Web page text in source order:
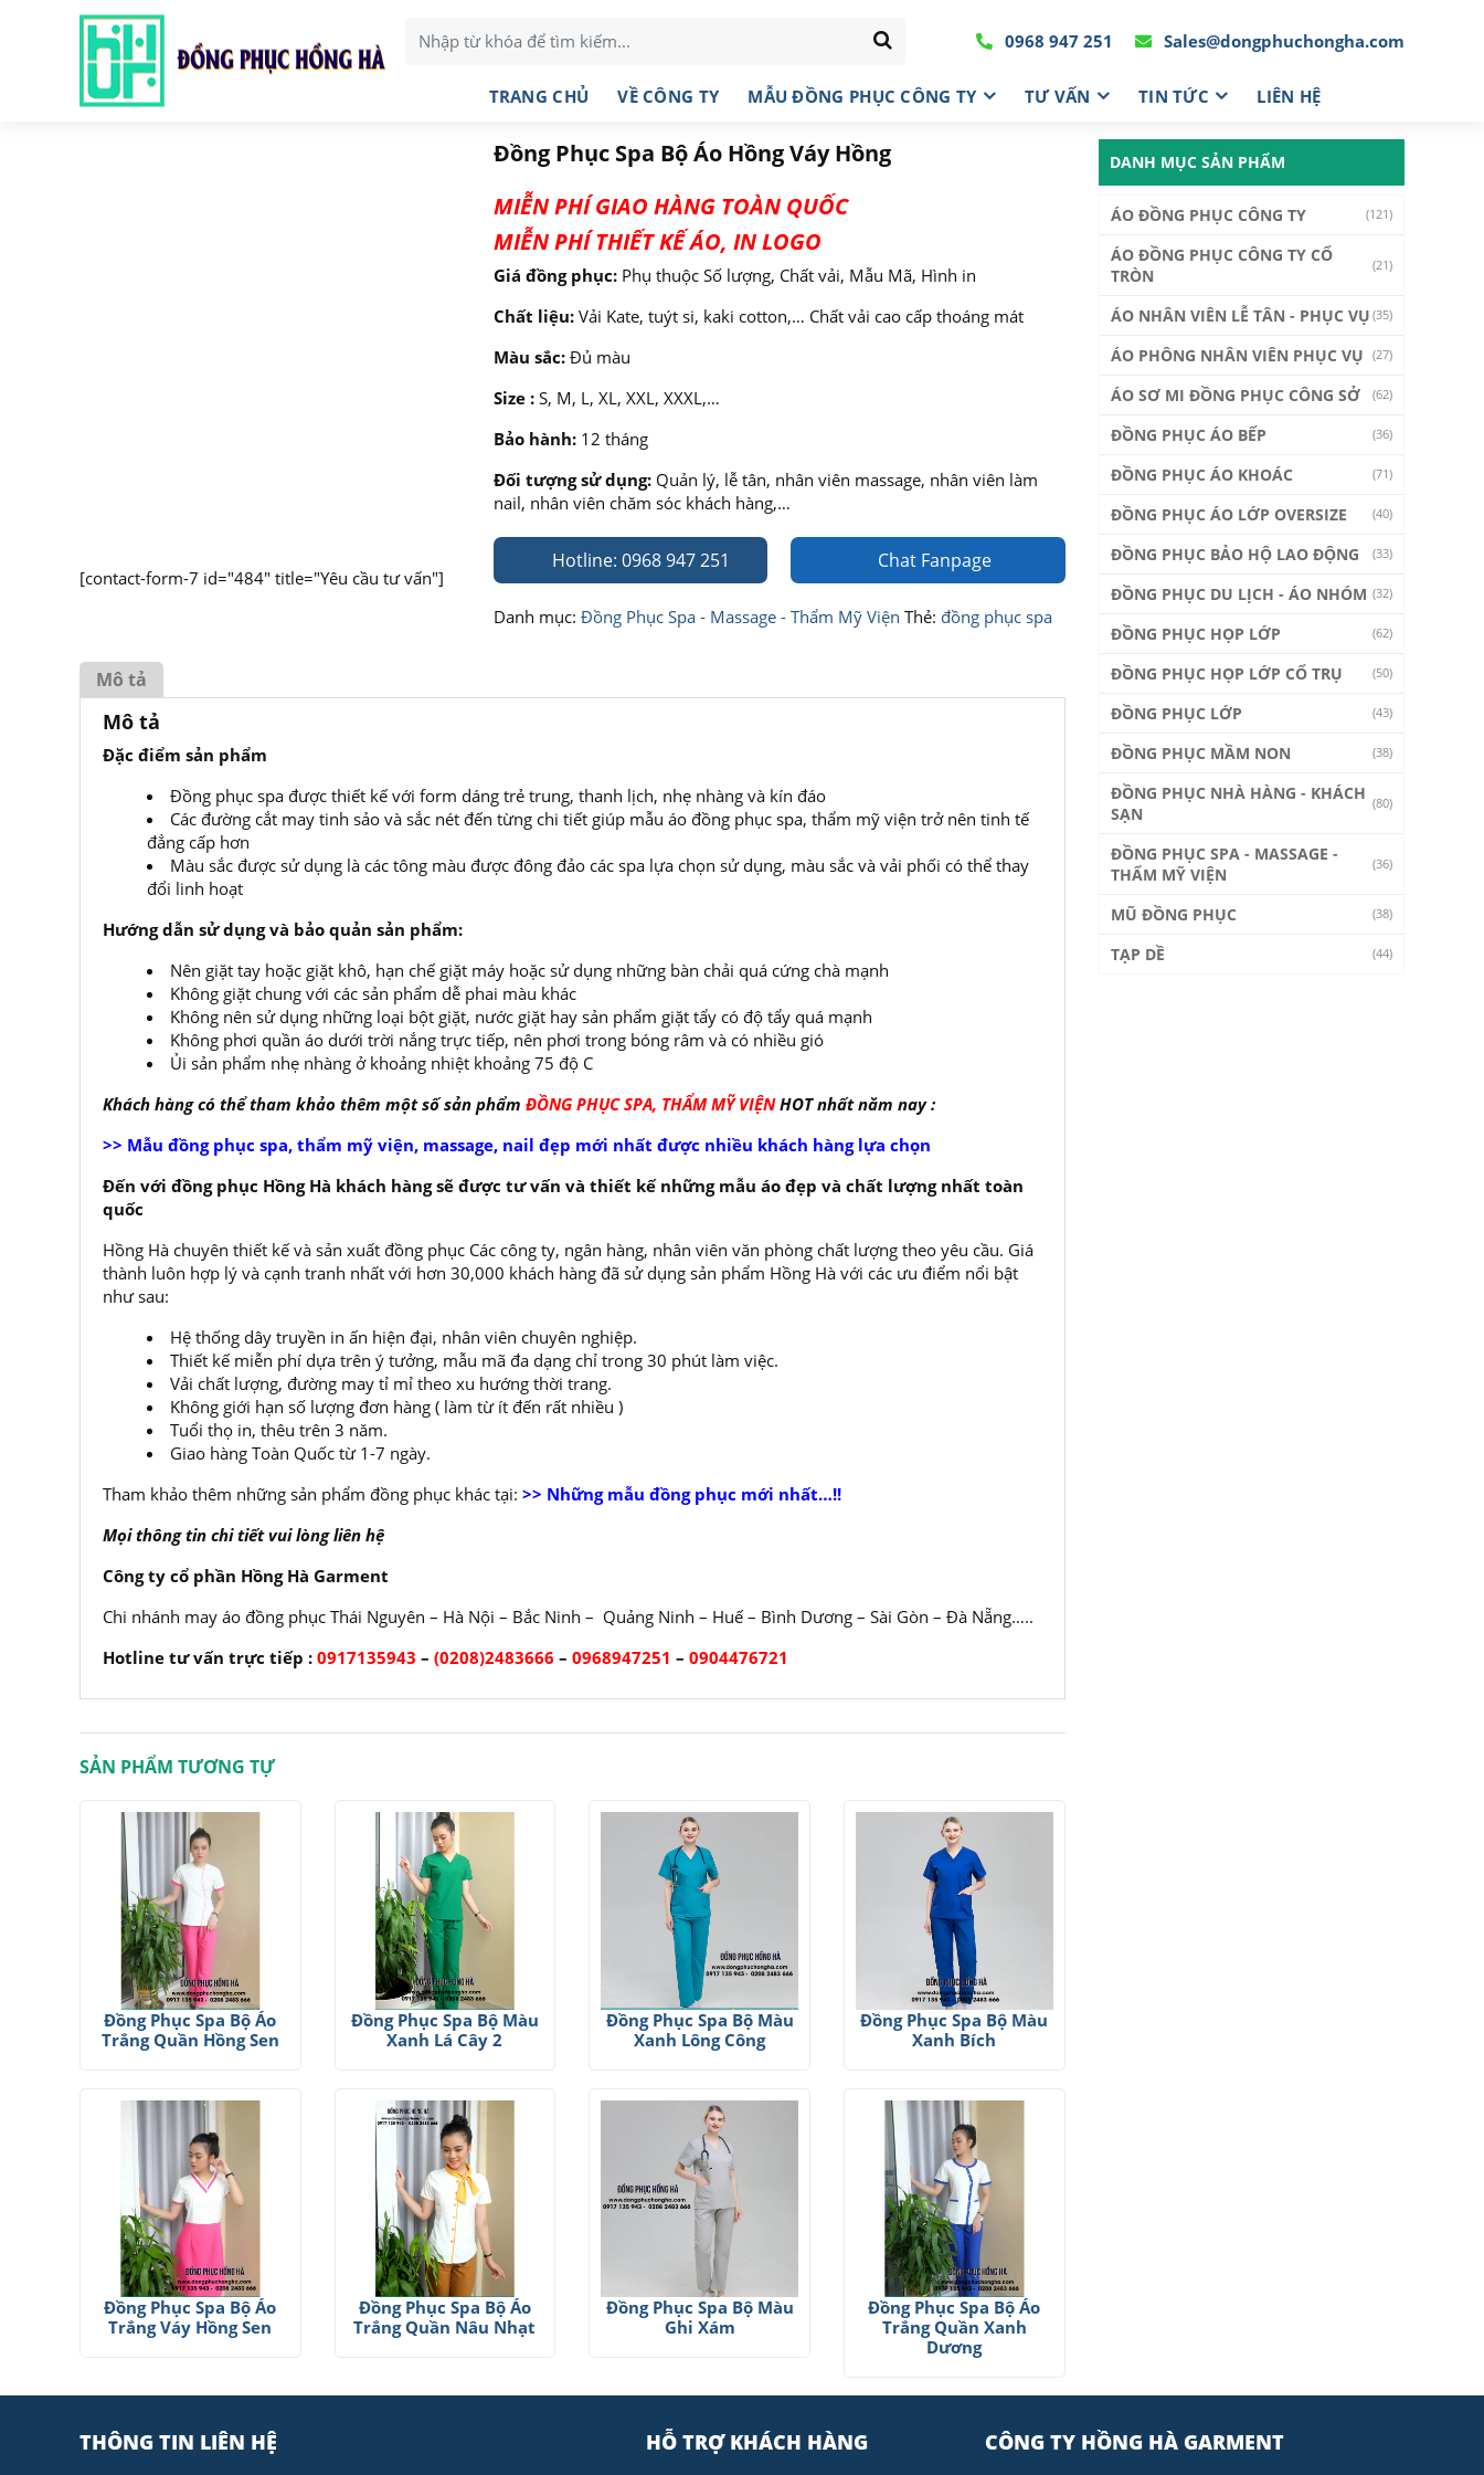
0968 947 251 Sales@dongphuchongha.com
TRANG CHỦ VỀ CÔNG TY MẪU ĐỒNG PHỤC CÔNG TY TƯ VẤN TIN TỨC LIÊN HỆ
[contact-form-7 id="484" title="Yêu cầu tư vấn"]
Đồng Phục Spa Bộ Áo Hồng Váy Hồng
MIỄN PHÍ GIAO HÀNG TOÀN QUỐC
MIỄN PHÍ THIẾT KẾ ÁO, IN LOGO
Giá đồng phục:Phụ thuộc Số lượng, Chất vải, Mẫu Mã, Hình in
Chất liệu:Vải Kate, tuýt si, kaki cotton,… Chất vải cao cấp thoáng mát
Màu sắc: Đủ màu
Size :S, M, L, XL, XXL, XXXL,…
Bảo hành:12 tháng
Đối tượng sử dụng:Quản lý, lễ tân, nhân viên massage, nhân viên làm
nail, nhân viên chăm sóc khách hàng,…
Hotline: 0968 947 251 Chat Fanpage
Danh mục: Đồng Phục Spa - Massage - Thẩm Mỹ Viện Thẻ: đồng phục spa
Mô tả
Mô tả
Đặc điểm sản phẩm
Đồng phục spa được thiết kế với form dáng trẻ trung, thanh lịch, nhẹ nhàng và kín đáo
Các đường cắt may tinh sảo và sắc nét đến từng chi tiết giúp mẫu áo đồng phục spa, thẩm mỹ viện trở nên tinh tế
đẳng cấp hơn
Màu sắc được sử dụng là các tông màu được đông đảo các spa lựa chọn sử dụng, màu sắc và vải phối có thể thay
đổi linh hoạt
Hướng dẫn sử dụng và bảo quản sản phẩm:
Nên giặt tay hoặc giặt khô, hạn chế giặt máy hoặc sử dụng những bàn chải quá cứng chà mạnh
Không giặt chung với các sản phẩm dễ phai màu khác
Không nên sử dụng những loại bột giặt, nước giặt hay sản phẩm giặt tẩy có độ tẩy quá mạnh
Không phơi quần áo dưới trời nắng trực tiếp, nên phơi trong bóng râm và có nhiều gió
Ủi sản phẩm nhẹ nhàng ở khoảng nhiệt khoảng 75 độ C
Khách hàng có thể tham khảo thêm một số sản phẩm ĐỒNG PHỤC SPA, THẨM MỸ VIỆN HOT nhất năm nay :
>> Mẫu đồng phục spa, thẩm mỹ viện, massage, nail đẹp mới nhất được nhiều khách hàng lựa chọn
Đến với đồng phục Hồng Hà khách hàng sẽ được tư vấn và thiết kế những mẫu áo đẹp và chất lượng nhất toàn
quốc
Hồng Hà chuyên thiết kế và sản xuất đồng phục Các công ty, ngân hàng, nhân viên văn phòng chất lượng theo yêu cầu. Giá
thành luôn hợp lý và cạnh tranh nhất với hơn 30,000 khách hàng đã sử dụng sản phẩm Hồng Hà với các ưu điểm nổi bật
như sau:
Hệ thống dây truyền in ấn hiện đại, nhân viên chuyên nghiệp.
Thiết kế miễn phí dựa trên ý tưởng, mẫu mã đa dạng chỉ trong 30 phút làm việc.
Vải chất lượng, đường may tỉ mỉ theo xu hướng thời trang.
Không giới hạn số lượng đơn hàng ( làm từ ít đến rất nhiều )
Tuổi thọ in, thêu trên 3 năm.
Giao hàng Toàn Quốc từ 1-7 ngày.
Tham khảo thêm những sản phẩm đồng phục khác tại: >> Những mẫu đồng phục mới nhất…!!
Mọi thông tin chi tiết vui lòng liên hệ
Công ty cổ phần Hồng Hà Garment
Chi nhánh may áo đồng phục Thái Nguyên – Hà Nội – Bắc Ninh – Quảng Ninh – Huế – Bình Dương – Sài Gòn – Đà Nẵng…..
Hotline tư vấn trực tiếp : 0917135943 – (0208)2483666 – 0968947251 – 0904476721
SẢN PHẨM TƯƠNG TỰ
Đồng Phục Spa Bộ Áo
Trắng Quần Hồng Sen
Đồng Phục Spa Bộ Màu
Xanh Lá Cây 2
Đồng Phục Spa Bộ Màu
Xanh Lông Công
Đồng Phục Spa Bộ Màu
Xanh Bích
Đồng Phục Spa Bộ Áo
Trắng Váy Hồng Sen
Đồng Phục Spa Bộ Áo
Trắng Quần Nâu Nhạt
Đồng Phục Spa Bộ Màu
Ghi Xám
Đồng Phục Spa Bộ Áo
Trắng Quần Xanh
Dương
DANH MỤC SẢN PHẨM
ÁO ĐỒNG PHỤC CÔNG TY (121)
ÁO ĐỒNG PHỤC CÔNG TY CỔ
TRÒN
(21)
ÁO NHÂN VIÊN LỄ TÂN - PHỤC VỤ (35)
ÁO PHÔNG NHÂN VIÊN PHỤC VỤ (27)
ÁO SƠ MI ĐỒNG PHỤC CÔNG SỞ (62)
ĐỒNG PHỤC ÁO BẾP (36)
ĐỒNG PHỤC ÁO KHOÁC (71)
ĐỒNG PHỤC ÁO LỚP OVERSIZE (40)
ĐỒNG PHỤC BẢO HỘ LAO ĐỘNG (33)
ĐỒNG PHỤC DU LỊCH - ÁO NHÓM (32)
ĐỒNG PHỤC HỌP LỚP (62)
ĐỒNG PHỤC HỌP LỚP CỔ TRỤ (50)
ĐỒNG PHỤC LỚP (43)
ĐỒNG PHỤC MẦM NON (38)
ĐỒNG PHỤC NHÀ HÀNG - KHÁCH
SẠN
(80)
ĐỒNG PHỤC SPA - MASSAGE -
THẨM MỸ VIỆN
(36)
MŨ ĐỒNG PHỤC (38)
TẠP DỀ (44)
THÔNG TIN LIÊN HỆ HỖ TRỢ KHÁCH HÀNG CÔNG TY HỒNG HÀ GARMENT